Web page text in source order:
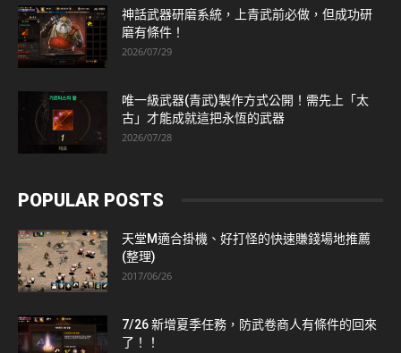
神話武器研磨系統，上青武前必做，但成功研
磨有條件！
2026/07/29
唯一級武器(青武)製作方式公開！需先上「太
古」才能成就這把永恆的武器
2026/07/28
POPULAR POSTS
天堂M適合掛機、好打怪的快速賺錢場地推薦
(整理)
2017/06/26
7/26 新增夏季任務，防武卷商人有條件的回來
了！！